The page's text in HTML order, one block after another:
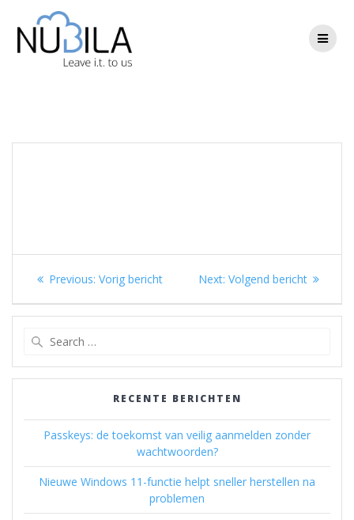
Berichtnavigatie
Previous: Previous
Vorig bericht Next: Next
Volgend bericht
RECENTE BERICHTEN
Passkeys: de toekomst van veilig aanmelden zonder
wachtwoorden?
Nieuwe Windows 11-functie helpt sneller herstellen na
problemen